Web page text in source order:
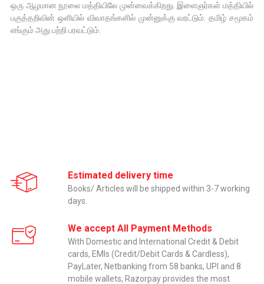
ஒரு ஆழமான நூலை மத்தியிலே முன்வைக்கிறது. இளைஞர்கள் மத்தியில்
பகுத்தறிவின் ஒளியில் விவாதங்களில் முன்னுக்கு வரட்டும். தமிழ் சமூகம்
எங்கும் அது பற்றி பரவட்டும்.
Estimated delivery time
Books/ Articles will be shipped within 3-7 working
days.
We accept All Payment Methods
With Domestic and International Credit & Debit
cards, EMIs (Credit/Debit Cards & Cardless),
PayLater, Netbanking from 58 banks, UPI and 8
mobile wallets, Razorpay provides the most